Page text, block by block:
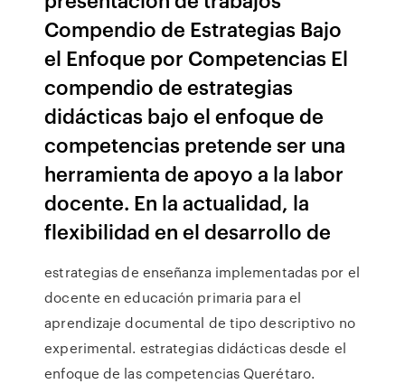
Compendio de Estrategias Bajo
el Enfoque por Competencias El
compendio de estrategias
didácticas bajo el enfoque de
competencias pretende ser una
herramienta de apoyo a la labor
docente. En la actualidad, la
flexibilidad en el desarrollo de
estrategias de enseñanza implementadas por el
docente en educación primaria para el
aprendizaje documental de tipo descriptivo no
experimental. estrategias didácticas desde el
enfoque de las competencias Querétaro.